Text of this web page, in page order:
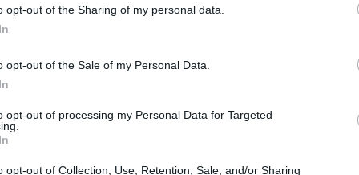
opt-out of the Sharing of my personal data.
opt-out of the Sale of my Personal Data.
opt-out of processing my Personal Data for Targeted
opt-out of Collection, Use, Retention, Sale, and/or Sharing
ha rivelato di aver collaborato con Isaac Del
Simon Yates. Ora, so che non è popolare dirlo,
le rivalità sono all’ordine del giorno, tali
scena. Il ciclista ha giustificato il suo
un desiderio di visibilità che, a ben vedere, è
la domanda è: fino a che punto ci si può
gara?